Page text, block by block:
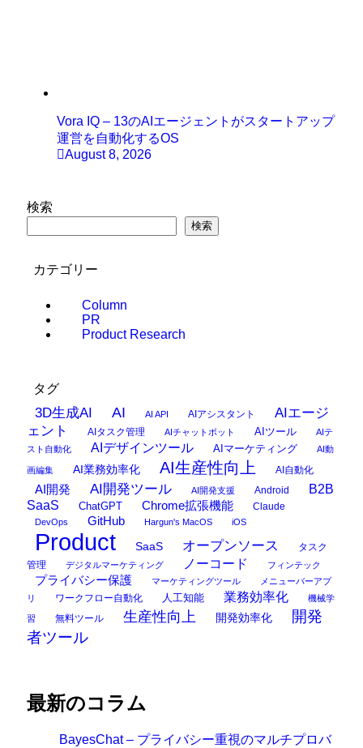
Vora IQ – 13のAIエージェントがスタートアップ
運営を自動化するOS
August 8, 2026
検索
検索
カテゴリー
Column
PR
Product Research
タグ
3D生成AI AI AI API AIアシスタント
AIエージ
ェント
AIタスク管理 AIチャットボット AIツール
AIテ
スト自動化
AIデザインツール AIマーケティング AI動
画編集 AI業務効率化 AI生産性向上 AI自動化
AI開発 AI開発ツール AI開発支援 Android
B2B
SaaS
ChatGPT Chrome拡張機能 Claude
DevOps GitHub Hargun's MacOS iOS
Product SaaS オープンソース
タスク
管理
デジタルマーケティング ノーコード フィンテック
プライバシー保護 マーケティングツール
メニューバーアプ
リ
ワークフロー自動化 人工知能 業務効率化 機械学
習 無料ツール 生産性向上 開発効率化
開発
者ツール
最新のコラム
BayesChat – プライバシー重視のマルチプロバ